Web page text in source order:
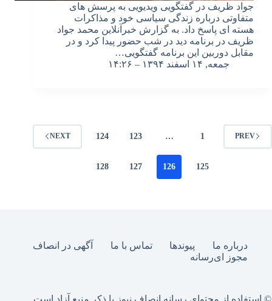
جواد ظریف در گفتگویی ویدیویی به پرسش های
متفاوتی درباره زندگی سیاسی خود و مذاکرات
هسته ای پاسخ داد. به گزارش خبرآنلاین محمد جواد
ظریف در برنامه دید در شب حضور پیدا کرد و در
مقابل دوربین این برنامه گفتگویی…
جمعه, ۱۴ اسفند ۱۳۹۴ – ۱۴:۲۶
PREV
1
…
123
124
125
126
127
128
NEXT
درباره ما پیوندها تماس با ما
آگهی در انصاف
مجوز ای‌رسانه
© استفاده از محتوای رسانه انصاف نیوز با ذکر منبع آزاد است